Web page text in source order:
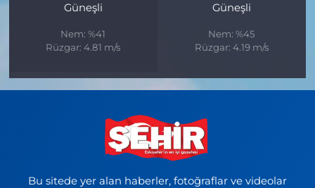
Güneşli
Nem: %41
Rüzgar: 4.81 m/s
Güneşli
Nem: %45
Rüzgar: 4.19 m/s
Bu sitede yer alan haberler, fotoğraflar ve videolar